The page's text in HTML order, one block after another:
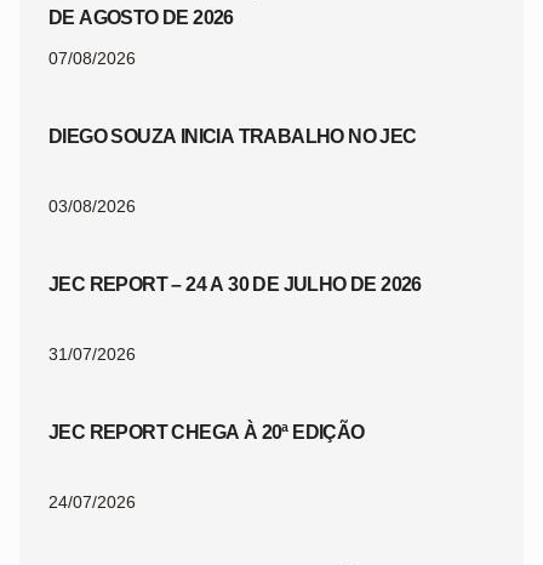
DE AGOSTO DE 2026
07/08/2026
DIEGO SOUZA INICIA TRABALHO NO JEC
03/08/2026
JEC REPORT – 24 A 30 DE JULHO DE 2026
31/07/2026
JEC REPORT CHEGA À 20ª EDIÇÃO
24/07/2026